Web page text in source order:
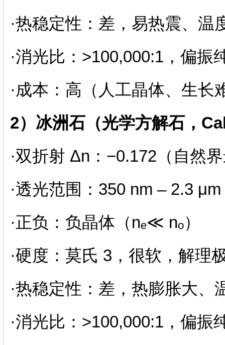
·热稳定性：差，易热震、温
·消光比：>100,000:1，偏振
·成本：高（人工晶体、生长
2）冰洲石（光学方解石，
·双折射 Δn：−0.172（自然
·透光范围：350 nm – 2.3
·正负：负晶体（nₑ≪ nₒ）
·硬度：莫氏 3，很软，解理
·热稳定性：差，热膨胀大、
·消光比：>100,000:1，偏振